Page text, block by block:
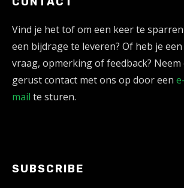
Vind je het tof om een keer te
een bijdrage te leveren? Of heb je een
vraag, opmerking of feedback? Neem
gerust contact met ons op door een e-
mail te sturen.
SUBSCRIBE